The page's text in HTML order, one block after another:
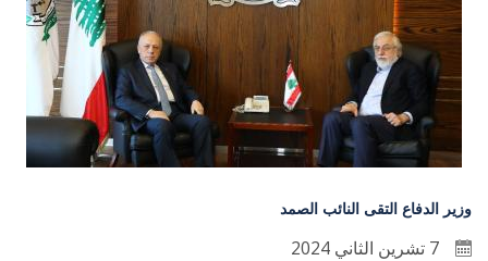
وزير الدفاع التقى النائب الصمد